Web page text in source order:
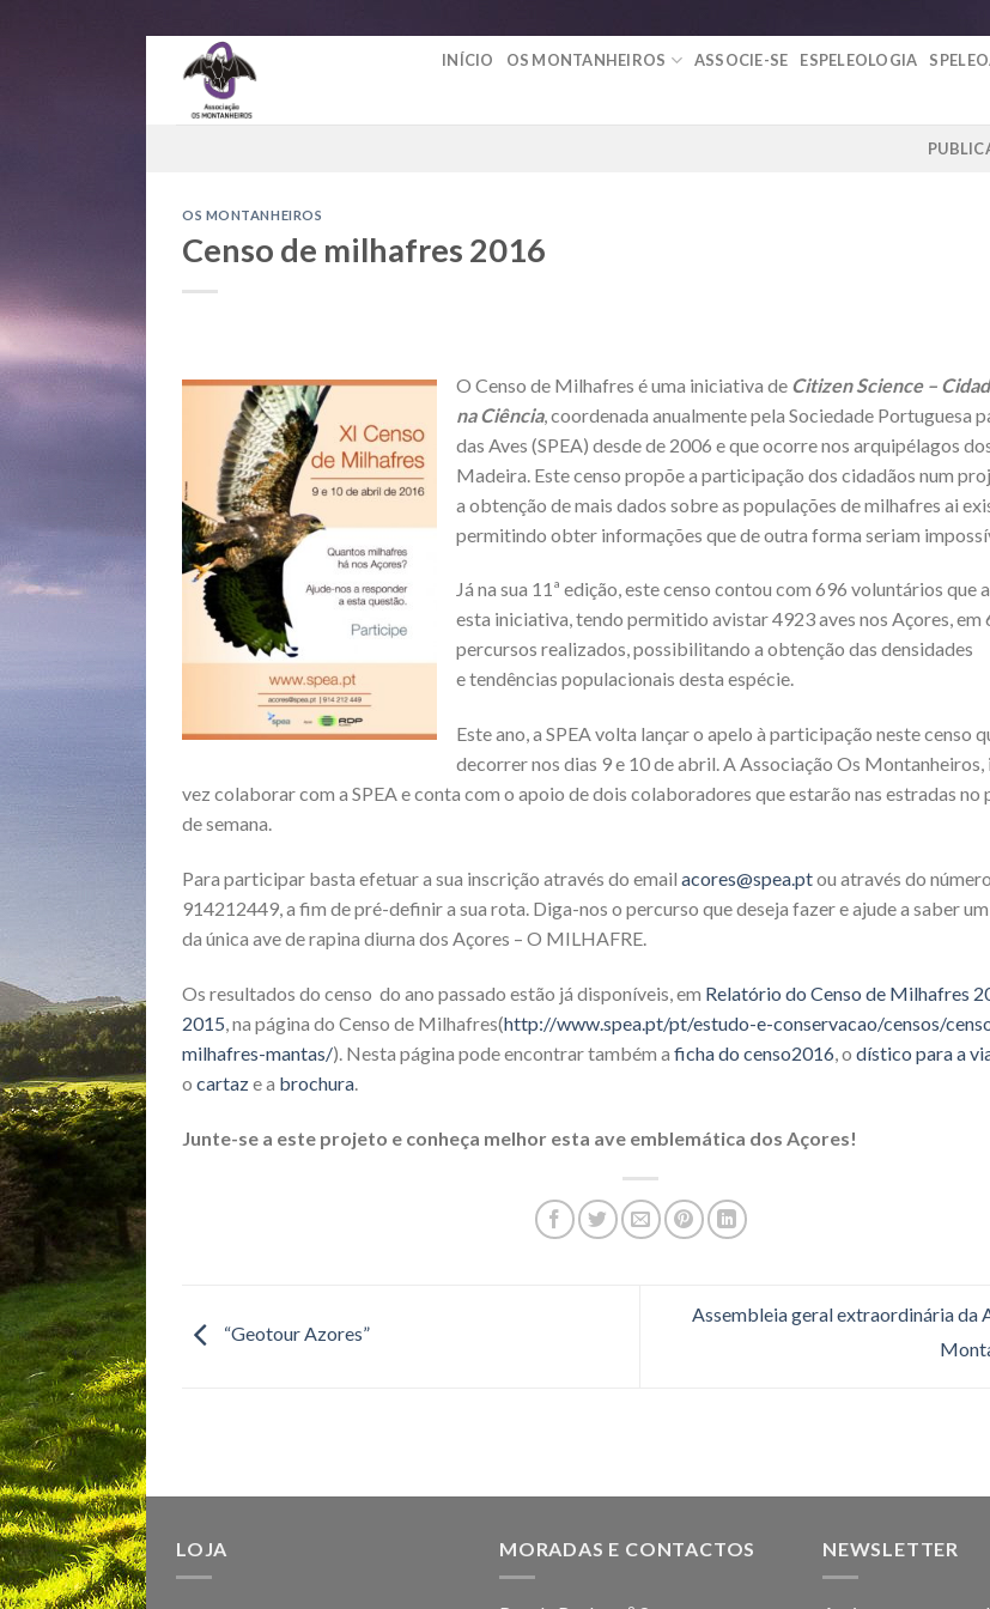
content
INÍCIO OS MONTANHEIROS ASSOCIE-SE ESPELEOLOGIA
OS MONTANHEIROS
Censo de milhafres 2016
O Censo de Milhafres é uma iniciativa de Citizen Science –
na Ciência, coordenada anualmente pela Sociedade Portuguesa
das Aves (SPEA) desde de 2006 e que ocorre nos arquipélagos
Madeira. Este censo propõe a participação dos cidadãos num
a obtenção de mais dados sobre as populações de milhafres ai
permitindo obter informações que de outra forma seriam
Já na sua 11ª edição, este censo contou com 696 voluntários que
esta iniciativa, tendo permitido avistar 4923 aves nos Açores, em
percursos realizados, possibilitando a obtenção das densidades
e tendências populacionais desta espécie.
Este ano, a SPEA volta lançar o apelo à participação neste censo
decorrer nos dias 9 e 10 de abril. A Associação Os Montanheiros,
vez colaborar com a SPEA e conta com o apoio de dois colaboradores que estarão nas estradas
de semana.
Para participar basta efetuar a sua inscrição através do email acores@spea.ptou através do
914212449, a fim de pré-definir a sua rota. Diga-nos o percurso que deseja fazer e ajude a saber
da única ave de rapina diurna dos Açores – O MILHAFRE.
Os resultados do censo do ano passado estão já disponíveis, em Relatório do Censo de Milhafres
2015 , na página do Censo de Milhafres(http://www.spea.pt/pt/estudo-e-conservacao/censos/
milhafres-mantas/). Nesta página pode encontrar também a ficha do censo2016 , o dístico para a
o cartaze a brochura
Junte-se a este projeto e conheça melhor esta ave emblemática dos Açores!
“Geotour Azores”
Assembleia geral extraordinária da
LOJA MORADAS E CONTACTOS NEWSLETTER